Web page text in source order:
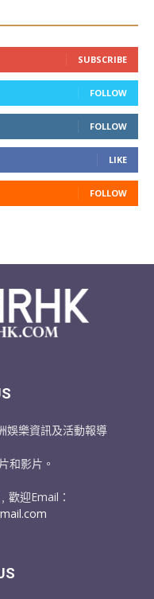
SUBSCRIBE
FOLLOW
FOLLOW
LIKE
FOLLOW
娛樂資訊及活動報導
和影片。
歡迎Email：